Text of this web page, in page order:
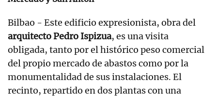
Bilbao - Este edificio expresionista, obra del
arquitecto Pedro Ispizua, es una visita
obligada, tanto por el histórico peso comercial
del propio mercado de abastos como por la
monumentalidad de sus instalaciones. El
recinto, repartido en dos plantas con una